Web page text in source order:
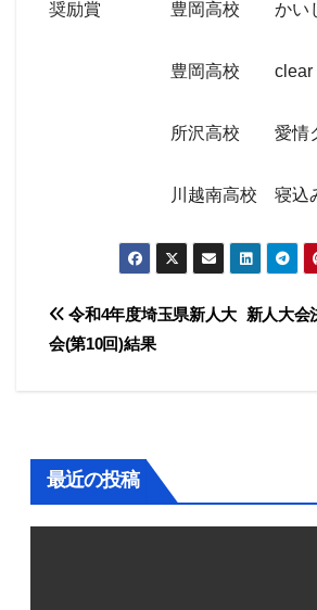
奨励賞 豊岡高校 かいじ
豊岡高校 clear
所沢高校 愛情ク
川越南高校 寝込みハ
投
稿
ビ
ゲ
新人大会
令和4年度埼玉県新人大
会(第10回)結果
最近の投稿